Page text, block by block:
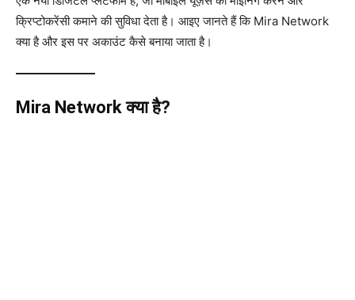
क्रिप्टोकरेंसी कमाने की सुविधा देता है। आइए जानते हैं कि Mira Network
क्या है और इस पर अकाउंट कैसे बनाया जाता है।
Mira Network क्या है?